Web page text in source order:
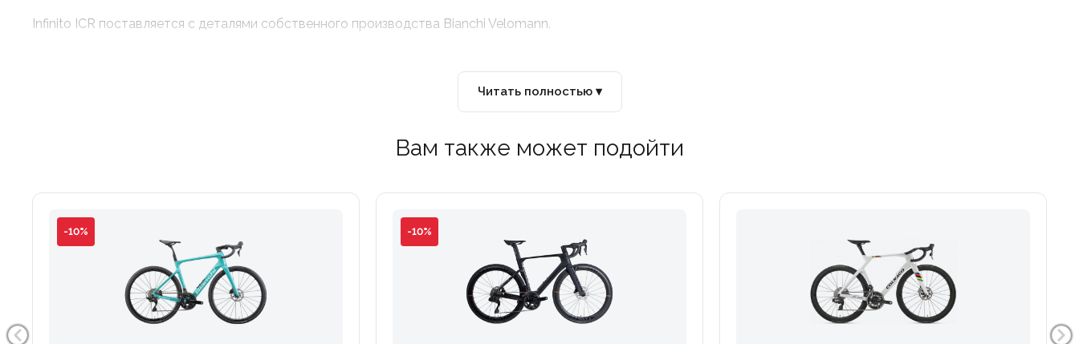
Infinito ICR поставляется с деталями собственного производства Bianchi Velomann.
Читать полностью ▾
Вам также может подойти
-10% -10%